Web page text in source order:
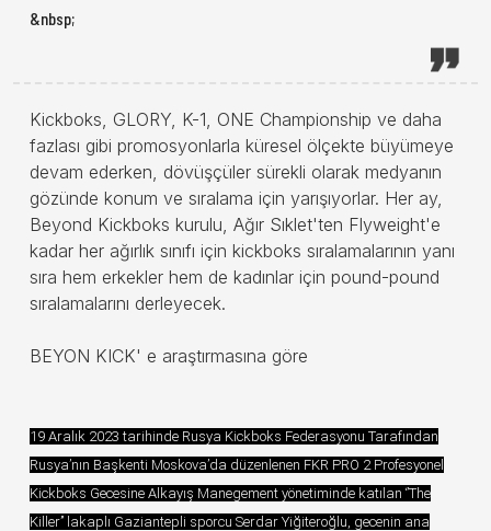
&nbsp;
Kickboks, GLORY, K-1, ONE Championship ve daha
fazlası gibi promosyonlarla küresel ölçekte büyümeye
devam ederken, dövüşçüler sürekli olarak medyanın
gözünde konum ve sıralama için yarışıyorlar. Her ay,
Beyond Kickboks kurulu, Ağır Sıklet'ten Flyweight'e
kadar her ağırlık sınıfı için kickboks sıralamalarının yanı
sıra hem erkekler hem de kadınlar için pound-pound
sıralamalarını derleyecek.
BEYON KICK' e araştırmasına göre
19 Aralık 2023 tarihinde Rusya Kickboks Federasyonu Tarafından
Rusya’nın Başkenti Moskova’da düzenlenen FKR PRO 2 Profesyonel
Kickboks Gecesine Alkayış Manegement yönetiminde katılan ‘’The
Killer’’ lakaplı Gaziantepli sporcu Serdar Yiğiteroğlu, gecenin ana